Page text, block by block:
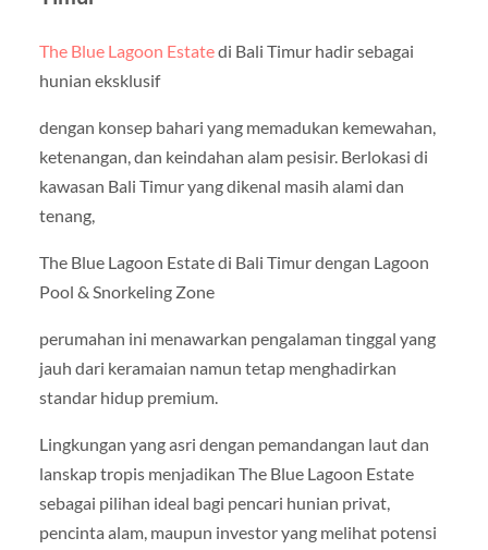
The Blue Lagoon Estatedi Bali Timur hadir sebagai
hunian eksklusif
dengan konsep bahari yang memadukan kemewahan,
ketenangan, dan keindahan alam pesisir. Berlokasi di
kawasan Bali Timur yang dikenal masih alami dan
tenang,
The Blue Lagoon Estate di Bali Timur dengan Lagoon
Pool & Snorkeling Zone
perumahan ini menawarkan pengalaman tinggal yang
jauh dari keramaian namun tetap menghadirkan
standar hidup premium.
Lingkungan yang asri dengan pemandangan laut dan
lanskap tropis menjadikan The Blue Lagoon Estate
sebagai pilihan ideal bagi pencari hunian privat,
pencinta alam, maupun investor yang melihat potensi